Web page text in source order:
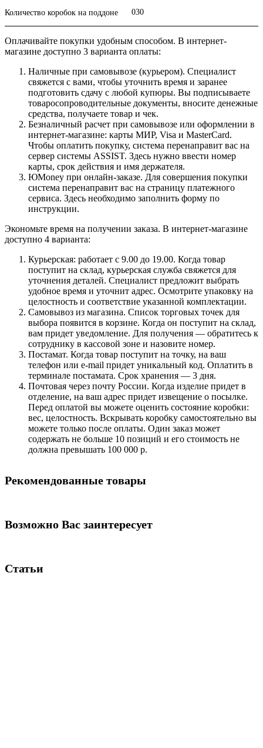
Количество коробок на поддоне 030
Оплачивайте покупки удобным способом. В интернет-
магазине доступно 3 варианта оплаты:
Наличные при самовывозе (курьером). Специалист
свяжется с вами, чтобы уточнить время и заранее
подготовить сдачу с любой купюры. Вы подписываете
товаросопроводительные документы, вносите денежные
средства, получаете товар и чек.
Безналичный расчет при самовывозе или оформлении в
интернет-магазине: карты МИР, Visa и MasterCard.
Чтобы оплатить покупку, система перенаправит вас на
сервер системы ASSIST. Здесь нужно ввести номер
карты, срок действия и имя держателя.
ЮMoney при онлайн-заказе. Для совершения покупки
система перенаправит вас на страницу платежного
сервиса. Здесь необходимо заполнить форму по
инструкции.
Экономьте время на получении заказа. В интернет-магазине
доступно 4 варианта:
Курьерская: работает с 9.00 до 19.00. Когда товар
поступит на склад, курьерская служба свяжется для
уточнения деталей. Специалист предложит выбрать
удобное время и уточнит адрес. Осмотрите упаковку на
целостность и соответствие указанной комплектации.
Самовывоз из магазина. Список торговых точек для
выбора появится в корзине. Когда он поступит на склад,
вам придет уведомление. Для получения — обратитесь к
сотруднику в кассовой зоне и назовите номер.
Постамат. Когда товар поступит на точку, на ваш
телефон или e-mail придет уникальный код. Оплатить в
терминале постамата. Срок хранения — 3 дня.
Почтовая через почту России. Когда изделие придет в
отделение, на ваш адрес придет извещение о посылке.
Перед оплатой вы можете оценить состояние коробки:
вес, целостность. Вскрывать коробку самостоятельно вы
можете только после оплаты. Один заказ может
содержать не больше 10 позиций и его стоимость не
должна превышать 100 000 р.
Рекомендованные товары
Возможно Вас заинтересует
Статьи